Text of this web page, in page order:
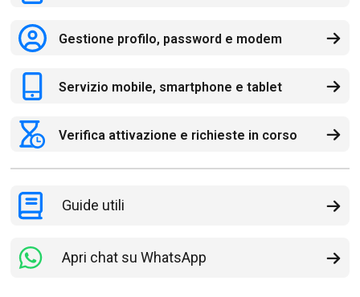
Gestione profilo, password e modem
Servizio mobile, smartphone e tablet
Verifica attivazione e richieste in corso
Guide utili
Apri chat su WhatsApp